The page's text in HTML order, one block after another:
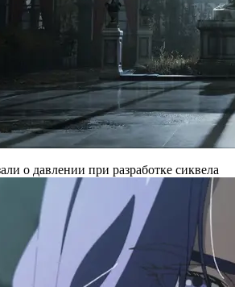
о давлении при разработке сиквела